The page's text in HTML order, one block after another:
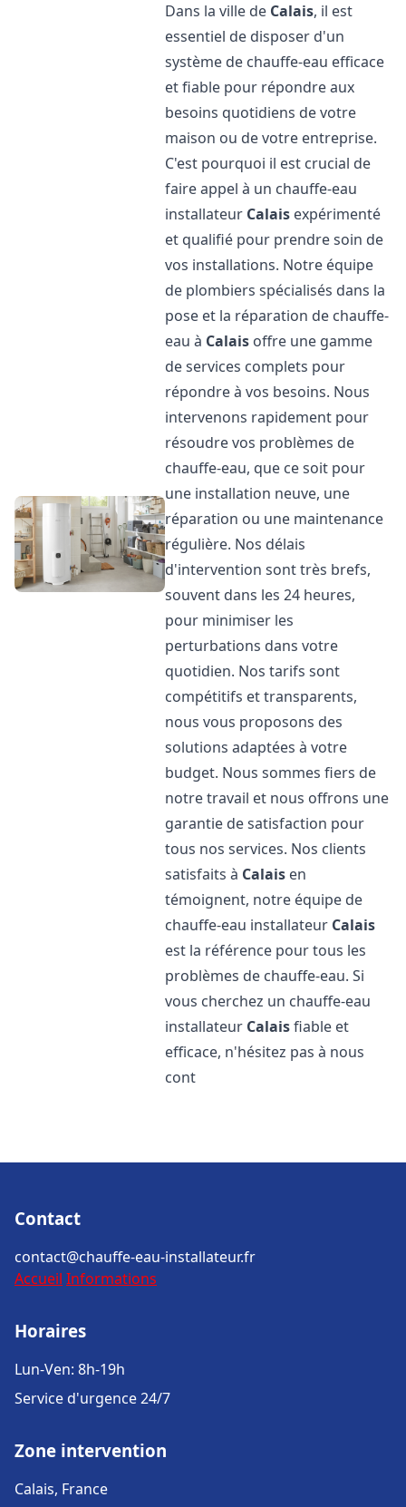
Dans la ville de Calais, il est
essentiel de disposer d'un
système de chauffe-eau efficace
et fiable pour répondre aux
besoins quotidiens de votre
maison ou de votre entreprise.
C'est pourquoi il est crucial de
faire appel à un chauffe-eau
installateur Calais expérimenté
et qualifié pour prendre soin de
vos installations. Notre équipe
de plombiers spécialisés dans la
pose et la réparation de chauffe-
eau à Calais offre une gamme
de services complets pour
répondre à vos besoins. Nous
intervenons rapidement pour
résoudre vos problèmes de
chauffe-eau, que ce soit pour
une installation neuve, une
réparation ou une maintenance
régulière. Nos délais
d'intervention sont très brefs,
souvent dans les 24 heures,
pour minimiser les
perturbations dans votre
quotidien. Nos tarifs sont
compétitifs et transparents,
nous vous proposons des
solutions adaptées à votre
budget. Nous sommes fiers de
notre travail et nous offrons une
garantie de satisfaction pour
tous nos services. Nos clients
satisfaits à Calais en
témoignent, notre équipe de
chauffe-eau installateur Calais
est la référence pour tous les
problèmes de chauffe-eau. Si
vous cherchez un chauffe-eau
installateur Calaisfiable et
efficace, n'hésitez pas à nous
cont
Contact
contact@chauffe-eau-installateur.fr
Accueil Informations
Horaires
Lun-Ven: 8h-19h
Service d'urgence 24/7
Zone intervention
Calais, France